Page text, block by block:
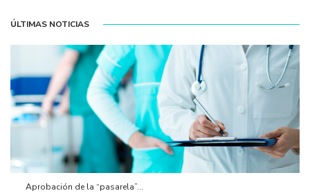
ÚLTIMAS NOTICIAS
Aprobación de la “pasarela”...